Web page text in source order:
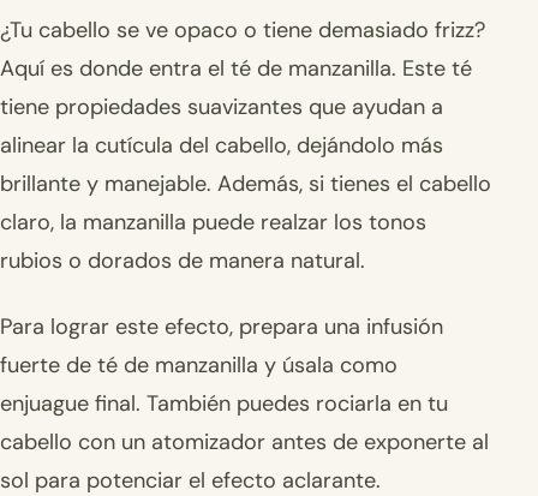
¿Tu cabello se ve opaco o tiene demasiado frizz?
Aquí es donde entra el té de manzanilla. Este té
tiene propiedades suavizantes que ayudan a
alinear la cutícula del cabello, dejándolo más
brillante y manejable. Además, si tienes el cabello
claro, la manzanilla puede realzar los tonos
rubios o dorados de manera natural.
Para lograr este efecto, prepara una infusión
fuerte de té de manzanilla y úsala como
enjuague final. También puedes rociarla en tu
cabello con un atomizador antes de exponerte al
sol para potenciar el efecto aclarante.